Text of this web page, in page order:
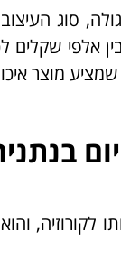
סוג העיצוב,
אלפי
מוצר
לקורוזיה,